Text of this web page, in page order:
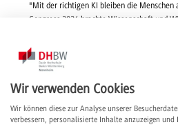
"Mit der richtigen KI bleiben die Menschen
Congress 2026 brachte Wissenschaft und
zusammen und bot wertvolle Einblicke,
wichtige Impulse für eine
Intelligenz.
Wir verwenden Cookies
Wir können diese zur Analyse unserer
verbessern, personalisierte Inhalte anzuzeigen und